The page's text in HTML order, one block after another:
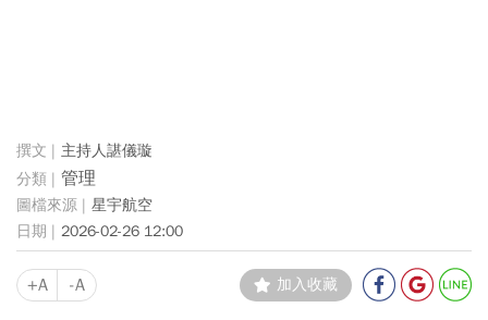
主持人諶儀璇
管理
星宇航空
2026-02-26 12:00
+A -A 加入收藏